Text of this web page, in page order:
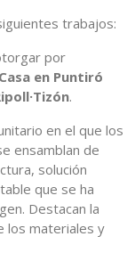
trabajos:
por
Casa en Puntiró
.
en el que los
ensamblan de
solución
que se ha
Destacan la
los materiales y